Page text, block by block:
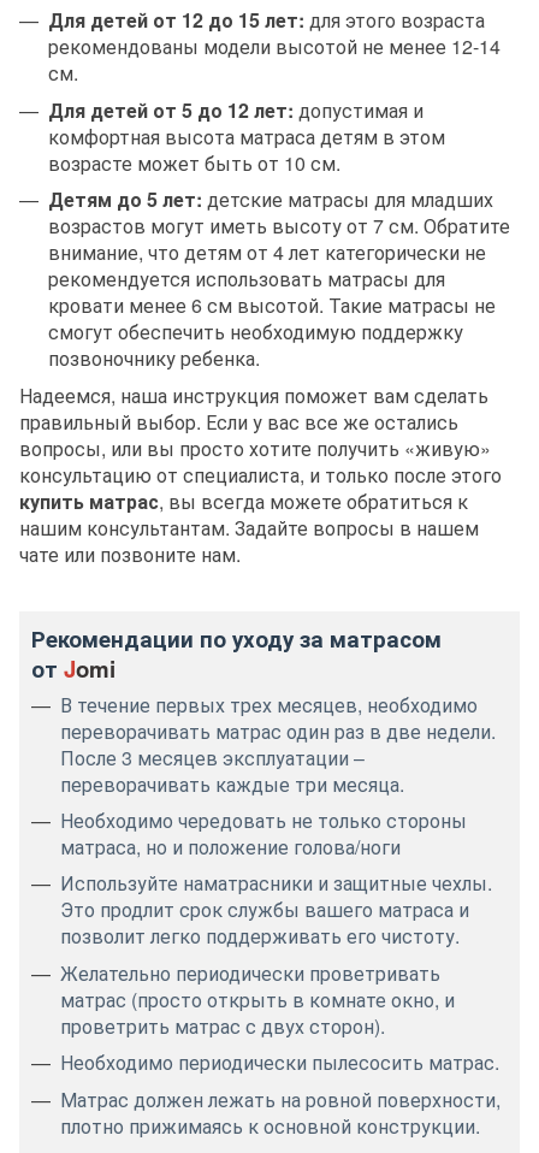
Для детей от 12 до 15 лет: для этого возраста
рекомендованы модели высотой не менее 12-14
см.
Для детей от 5 до 12 лет: допустимая и
комфортная высота матраса детям в этом
возрасте может быть от 10 см.
Детям до 5 лет: детские матрасы для младших
возрастов могут иметь высоту от 7 см. Обратите
внимание, что детям от 4 лет категорически не
рекомендуется использовать матрасы для
кровати менее 6 см высотой. Такие матрасы не
смогут обеспечить необходимую поддержку
позвоночнику ребенка.
Надеемся, наша инструкция поможет вам сделать
правильный выбор. Если у вас все же остались
вопросы, или вы просто хотите получить «живую»
консультацию от специалиста, и только после этого
купить матрас, вы всегда можете обратиться к
нашим консультантам. Задайте вопросы в нашем
чате или позвоните нам.
Рекомендации по уходу за матрасом
от Jomi
В течение первых трех месяцев, необходимо
переворачивать матрас один раз в две недели.
После 3 месяцев эксплуатации –
переворачивать каждые три месяца.
Необходимо чередовать не только стороны
матраса, но и положение голова/ноги
Используйте наматрасники и защитные чехлы.
Это продлит срок службы вашего матраса и
позволит легко поддерживать его чистоту.
Желательно периодически проветривать
матрас (просто открыть в комнате окно, и
проветрить матрас с двух сторон).
Необходимо периодически пылесосить матрас.
Матрас должен лежать на ровной поверхности,
плотно прижимаясь к основной конструкции.